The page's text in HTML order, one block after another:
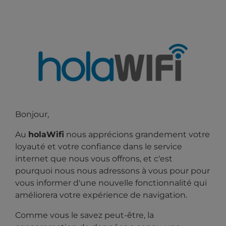
Bonjour,
Au holaWifi nous apprécions grandement votre
loyauté et votre confiance dans le service
internet que nous vous offrons, et c'est
pourquoi nous nous adressons à vous pour pour
vous informer d'une nouvelle fonctionnalité qui
améliorera votre expérience de navigation.
Comme vous le savez peut-être, la